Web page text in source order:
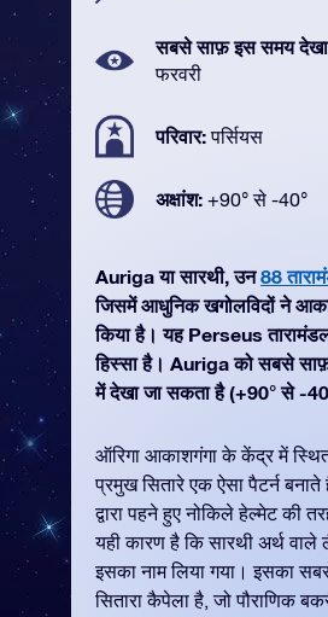
सबसे साफ़ इस समय
फरवरी
परिवार:पर्सियस
अक्षांश: +90° से -40°
Auriga या सारथी, उन88
जिसमें आधुनिक खगोलविदों ने
किया है। यह Perseus तारामंडल
हिस्सा है। Auriga को सबसे साफ़
में देखा जा सकता है (+90° से -
ऑरिगा आकाशगंगा के केंद्र में
प्रमुख सितारे एक ऐसा पैटर्न
द्वारा पहने हुए नोकिले हेल्मेट की
यही कारण है कि सारथी अर्थ वाले
इसका नाम लिया गया। इसका
सितारा कैपेला है, जो पौराणिक